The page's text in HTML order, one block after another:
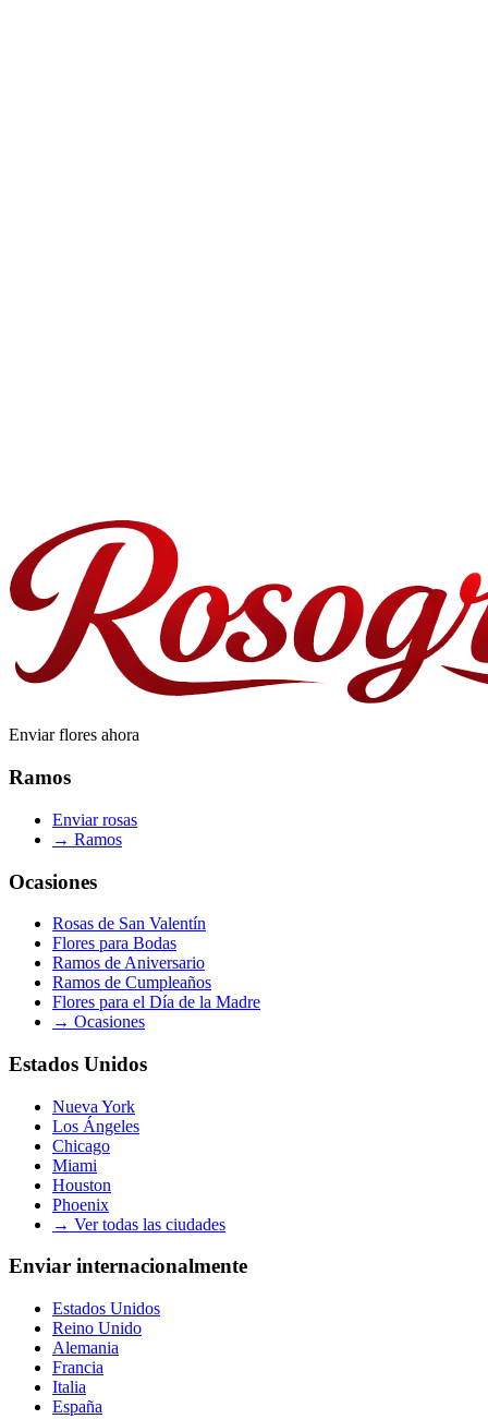
Enviar flores ahora
Ramos
Enviar rosas
→ Ramos
Ocasiones
Rosas de San Valentín
Flores para Bodas
Ramos de Aniversario
Ramos de Cumpleaños
Flores para el Día de la Madre
→ Ocasiones
Estados Unidos
Nueva York
Los Ángeles
Chicago
Miami
Houston
Phoenix
→ Ver todas las ciudades
Enviar internacionalmente
Estados Unidos
Reino Unido
Alemania
Francia
Italia
España